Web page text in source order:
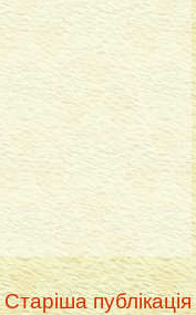
Старіша публікація